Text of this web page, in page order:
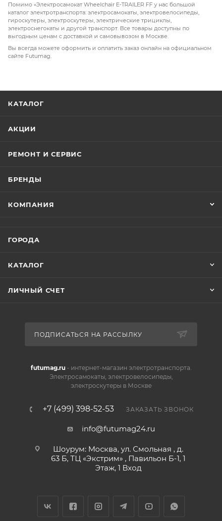
Помимо «Электросамокат Wheelchair E-TRAILER FF у нас большой
каталог электротранспорта: электросамокаты, электровелосипеды,
гироскутеры, электроскутеры, электрические трициклы,
электроснегокаты и другой транспорт. Все товары доступны по
выгодным ценам с доставкой и самовывозом в Москве.
Вы всегда можете оформить и оплатить заказ онлайн на официальном
сайте Futumag.
КАТАЛОГ
АКЦИИ
РЕМОНТ И СЕРВИС
БРЕНДЫ
КОМПАНИЯ
ГОРОДА
КАТАЛОГ
ЛИЧНЫЙ СЧЕТ
ПОДПИСАТЬСЯ НА РАССЫЛКУ
futumag.ru- интернет-магазин электротранспорта.
Электросамокаты, электровелосипеды,
электроскутеры в Москве
+7 (499) 398-52-53 ЗАКАЗАТЬ ЗВОНОК
info@futumag24.ru
Шоурум: Москва, ул. Смольная , д.
63 Б, ТЦ «Экстрим» , Павильон Б-1, 1
Этаж, 1 Вход